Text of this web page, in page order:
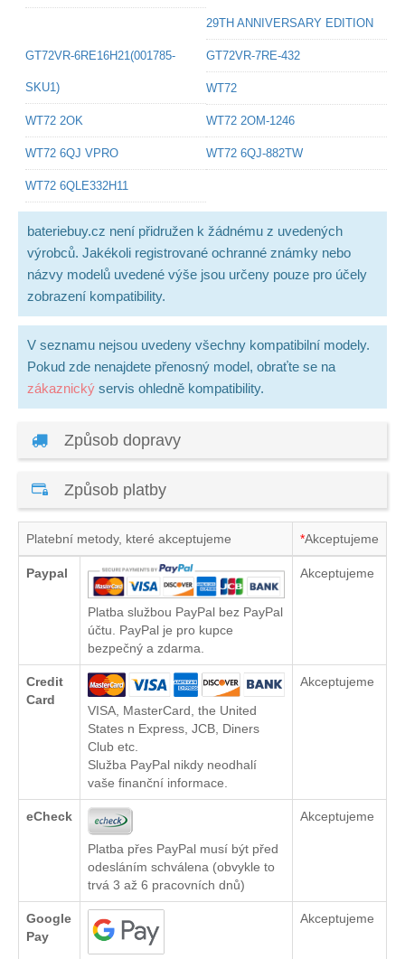
29TH ANNIVERSARY EDITION
GT72VR-6RE16H21(001785-
SKU1)
GT72VR-7RE-432
WT72
WT72 2OK WT72 2OM-1246
WT72 6QJ VPRO WT72 6QJ-882TW
WT72 6QLE332H11
bateriebuy.cz není přidružen k žádnému z uvedených
výrobců. Jakékoli registrované ochranné známky nebo
názvy modelů uvedené výše jsou určeny pouze pro účely
zobrazení kompatibility.
V seznamu nejsou uvedeny všechny kompatibilní modely.
Pokud zde nenajdete přenosný model, obraťte se na
zákaznický servis ohledně kompatibility.
Způsob dopravy
Způsob platby
Platební metody, které akceptujeme *Akceptujeme
Paypal
Platba službou PayPal bez PayPal
účtu. PayPal je pro kupce
bezpečný a zdarma.
Akceptujeme
Credit
Card
VISA, MasterCard, the United
States n Express, JCB, Diners
Club etc.
Služba PayPal nikdy neodhalí
vaše finanční informace.
Akceptujeme
eCheck
Platba přes PayPal musí být před
odesláním schválena (obvykle to
trvá 3 až 6 pracovních dnů)
Akceptujeme
Google
Pay
Akceptujeme